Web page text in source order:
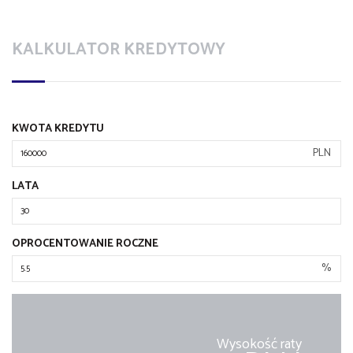
KALKULATOR KREDYTOWY
KWOTA KREDYTU
PLN
LATA
OPROCENTOWANIE ROCZNE
%
Wysokość raty